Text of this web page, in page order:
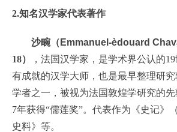
2.知名汉学家代表著作
沙畹（ Emmanuel-èdouard
18）
，法国汉学家，是学术界公认的
有成就的汉学大师，也是最早整理研
学者之一，被视为法国敦煌学研究的先
7年获得“儒莲奖”。代表作为《史记》
史料》等。